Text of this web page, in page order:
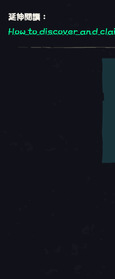
延伸閱讀：
How to discover and